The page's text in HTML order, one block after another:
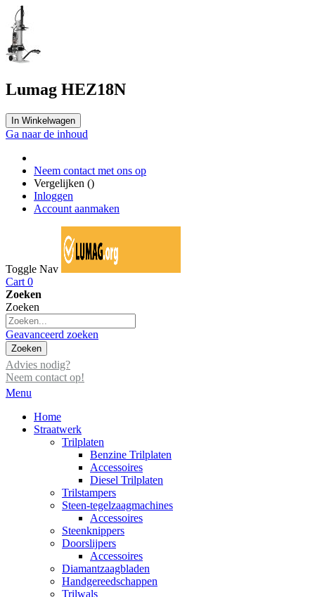
Lumag HEZ18N
In Winkelwagen
Ga naar de inhoud
Neem contact met ons op
Vergelijken ()
Inloggen
Account aanmaken
Toggle Nav
Cart 0
Zoeken
Zoeken
Geavanceerd zoeken
Zoeken
Advies nodig?
Neem contact op!
Menu
Home
Straatwerk
Trilplaten
Benzine Trilplaten
Accessoires
Diesel Trilplaten
Trilstampers
Steen-tegelzaagmachines
Accessoires
Steenknippers
Doorslijpers
Accessoires
Diamantzaagbladen
Handgereedschappen
Trilwals